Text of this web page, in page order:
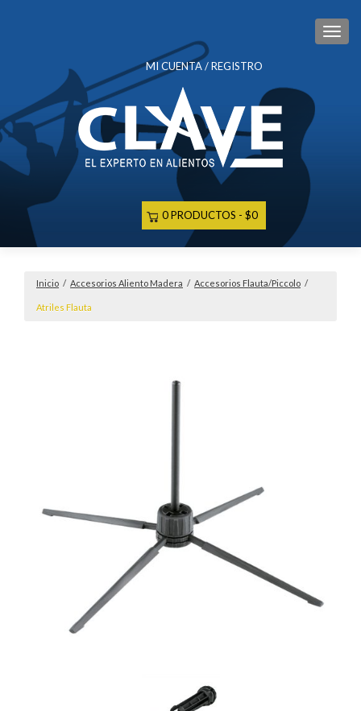
MI CUENTA / REGISTRO
0 PRODUCTOS $0
Inicio / Accesorios Aliento Madera / Accesorios Flauta/Piccolo /
Atriles Flauta